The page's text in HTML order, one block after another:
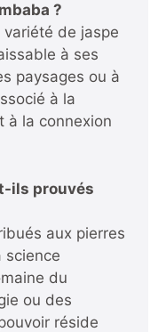
?
de jaspe
à ses
paysages ou à
à la
à la connexion
ils prouvés
aux pierres
science
du
ou des
réside